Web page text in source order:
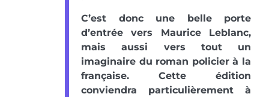
C’est donc une belle porte
d’entrée vers Maurice Leblanc,
mais aussi vers tout un
imaginaire du roman policier à la
française. Cette édition
conviendra particulièrement à